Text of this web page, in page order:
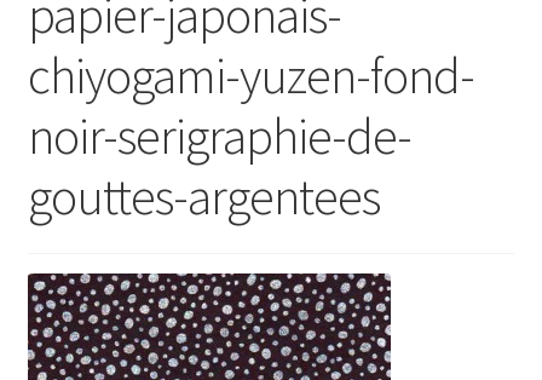
papier-japonais-
chiyogami-yuzen-fond-
noir-serigraphie-de-
gouttes-argentees